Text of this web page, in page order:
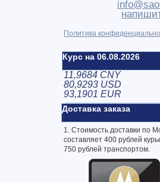
Политика
Курс на 06.08.2026
11,9684 CNY
80,9293 USD
93,1901 EUR
Доставка заказа
1. Стоимость доставки по
составляет 400 рублей
750 рублей транспортом.